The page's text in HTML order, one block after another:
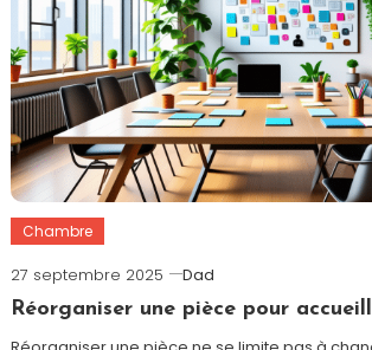
Chambre
27 septembre 2025
Dad
Réorganiser une pièce pour